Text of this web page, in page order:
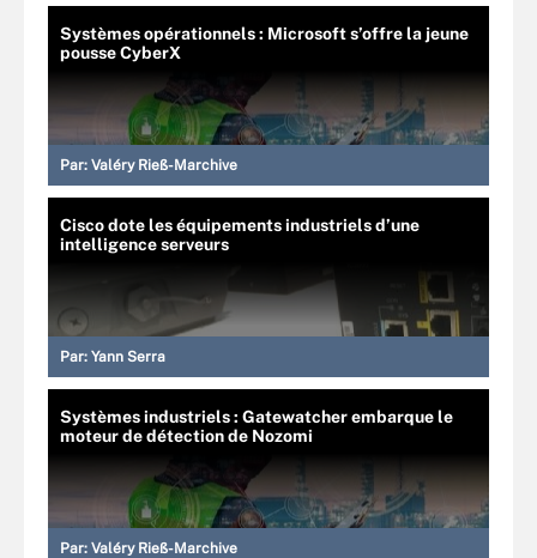
Systèmes opérationnels : Microsoft s’offre la jeune
pousse CyberX
Par: Valéry Rieß-Marchive
Cisco dote les équipements industriels d’une
intelligence serveurs
Par: Yann Serra
Systèmes industriels : Gatewatcher embarque le
moteur de détection de Nozomi
Par: Valéry Rieß-Marchive